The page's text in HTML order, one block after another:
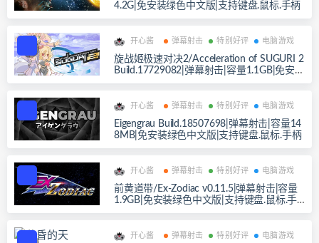
4.2G|免安装绿色中文版|支持键盘.鼠标.手柄
开心酱 弹幕射击 特别好评 电脑游戏
旋战姬极速对决2/Acceleration of SUGURI 2
Build.17729082|弹幕射击|容量1.1GB|免安装
绿色中文版|支持键盘.鼠标.手柄
开心酱 弹幕射击 特别好评 电脑游戏
Eigengrau Build.18507698|弹幕射击|容量14
8MB|免安装绿色中文版|支持键盘.鼠标.手柄
开心酱 弹幕射击 特别好评 电脑游戏
前黄道带/Ex-Zodiac v0.11.5|弹幕射击|容量
1.9GB|免安装绿色中文版|支持键盘.鼠标.手
柄
开心酱 弹幕射击 特别好评 电脑游戏